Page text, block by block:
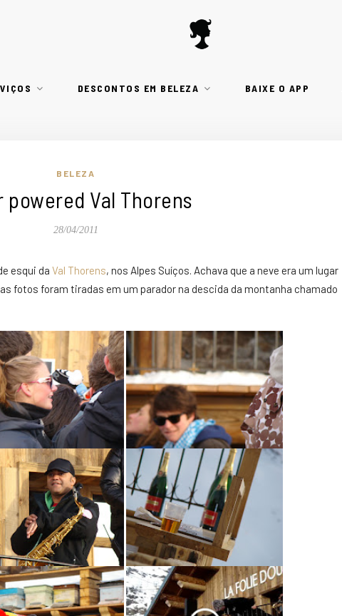
DESCONTOS EM BELEZA BAIXE O APP
BELEZA
powered Val Thorens
28/04/2011
esqui da Val Thorens, nos Alpes Suíços. Achava que a neve era um lugar
fotos foram tiradas em um parador na descida da montanha chamado